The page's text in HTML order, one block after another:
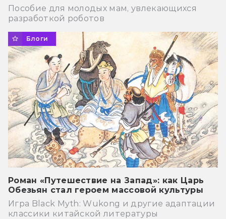
Пособие для молодых мам, увлекающихся
разработкой роботов
Блоги
Роман «Путешествие на Запад»: как Царь
Обезьян стал героем массовой культуры
Игра Black Myth: Wukong и другие адаптации
классики китайской литературы